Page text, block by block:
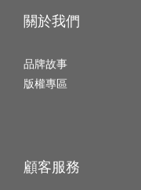
關於我們
品牌故事
版權專區
顧客服務